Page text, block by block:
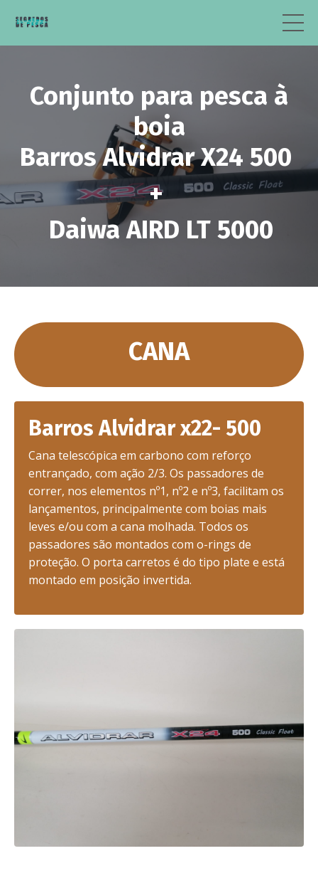
Conjunto para pesca à
boia
Barros Alvidrar X24 500
+
Daiwa AIRD LT 5000
CANA
Barros Alvidrar x22- 500
Cana telescópica em carbono com reforço
entrançado, com ação 2/3. Os passadores de
correr, nos elementos nº1, nº2 e nº3, facilitam os
lançamentos, principalmente com boias mais
leves e/ou com a cana molhada. Todos os
passadores são montados com o-rings de
proteção. O porta carretos é do tipo plate e está
montado em posição invertida.